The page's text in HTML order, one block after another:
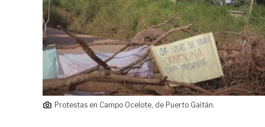
Protestas en Campo Ocelote, de Puerto Gaitán.